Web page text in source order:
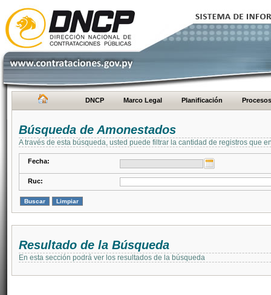
DNCP Marco Legal Planificación Procesos
Búsqueda de Amonestados
A través de esta búsqueda, usted puede filtrar la cantidad de registros que
Fecha:
Ruc:
Resultado de la Búsqueda
En esta sección podrá ver los resultados de la búsqueda